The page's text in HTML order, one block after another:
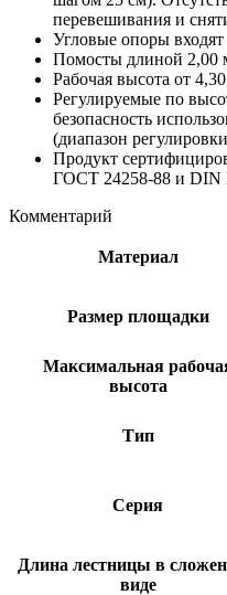
перевешивания и
Угловые опоры
Помосты длиной 2,00
Рабочая высота от
Регулируемые по
безопасность
(диапазон
Продукт
ГОСТ 24258-88 и DIN
Комментарий
Материал
Размер площадки
Максимальная
высота
Тип
Cерия
Длина лестницы в
виде